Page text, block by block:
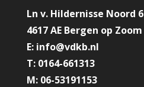
Ln v. Hildernisse Noord 6
4617 AE Bergen op Zoom
E: info@vdkb.nl
T: 0164-661313
M: 06-53191153